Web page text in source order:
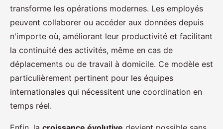
transforme les opérations modernes. Les employés
peuvent collaborer ou accéder aux données depuis
n'importe où, améliorant leur productivité et facilitant
la continuité des activités, même en cas de
déplacements ou de travail à domicile. Ce modèle est
particulièrement pertinent pour les équipes
internationales qui nécessitent une coordination en
temps réel.